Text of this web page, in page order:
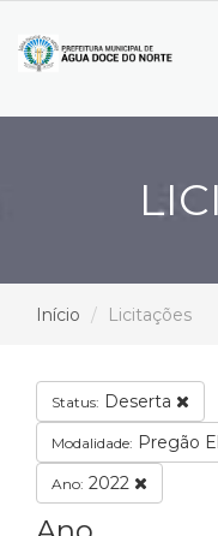
Início Licitações
Status: Deserta
Modalidade: Pregão
Ano: 2022